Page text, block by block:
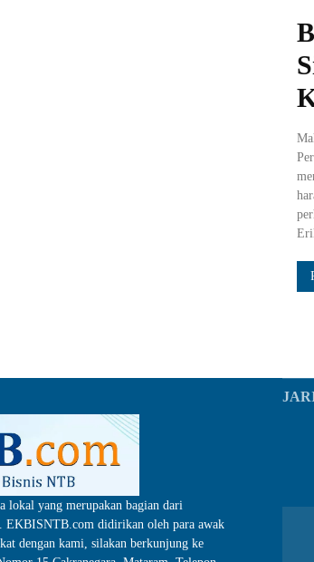
lokal yang merupakan bagian dari
didirikan oleh para awak
dengan kami, silakan berkunjung ke